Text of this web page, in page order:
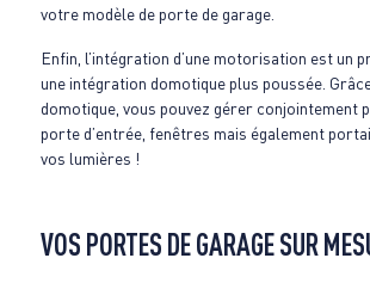
votre modèle de porte de garage.
Enfin, l’intégration d’une motorisation est un
une intégration domotique plus poussée.
domotique, vous pouvez gérer conjointement
porte d’entrée, fenêtres mais également
vos lumières !
VOS PORTES DE GARAGE SUR